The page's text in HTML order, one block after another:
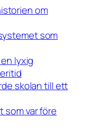
om
som
lyxig
skolan till ett
som var före